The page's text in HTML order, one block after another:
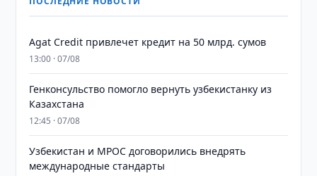
Agat Credit привлечет кредит на 50 млрд. сумов
13:00 · 07/08
Генконсульство помогло вернуть узбекистанку из
Казахстана
12:45 · 07/08
Узбекистан и MPOC договорились внедрять
международные стандарты